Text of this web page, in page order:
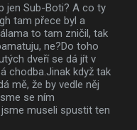
jen Sub-Boti? A co ty
tam přece byl a
to tam zničil, tak
ne?Do toho
dveří se dá jít v
chodba.Jinak když tak
mě, že by vedle něj
se ním
museli spustit ten